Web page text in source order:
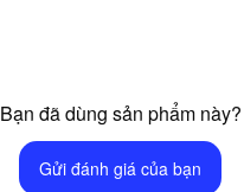
Bạn đã dùng sản phẩm này?
Gửi đánh giá của bạn